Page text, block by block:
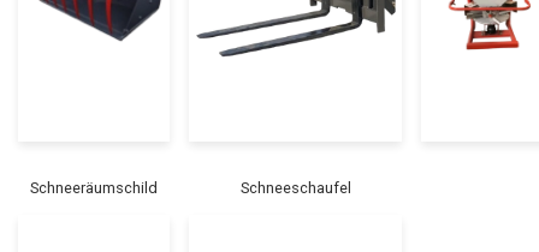
Schneeräumschild Schneeschaufel